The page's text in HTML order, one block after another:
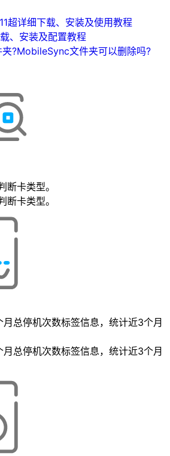
超详细下载、安装及使用教程
、安装及配置教程
?MobileSync文件夹可以删除吗?
断卡类型。
断卡类型。
总停机次数标签信息，统计近3个月
总停机次数标签信息，统计近3个月